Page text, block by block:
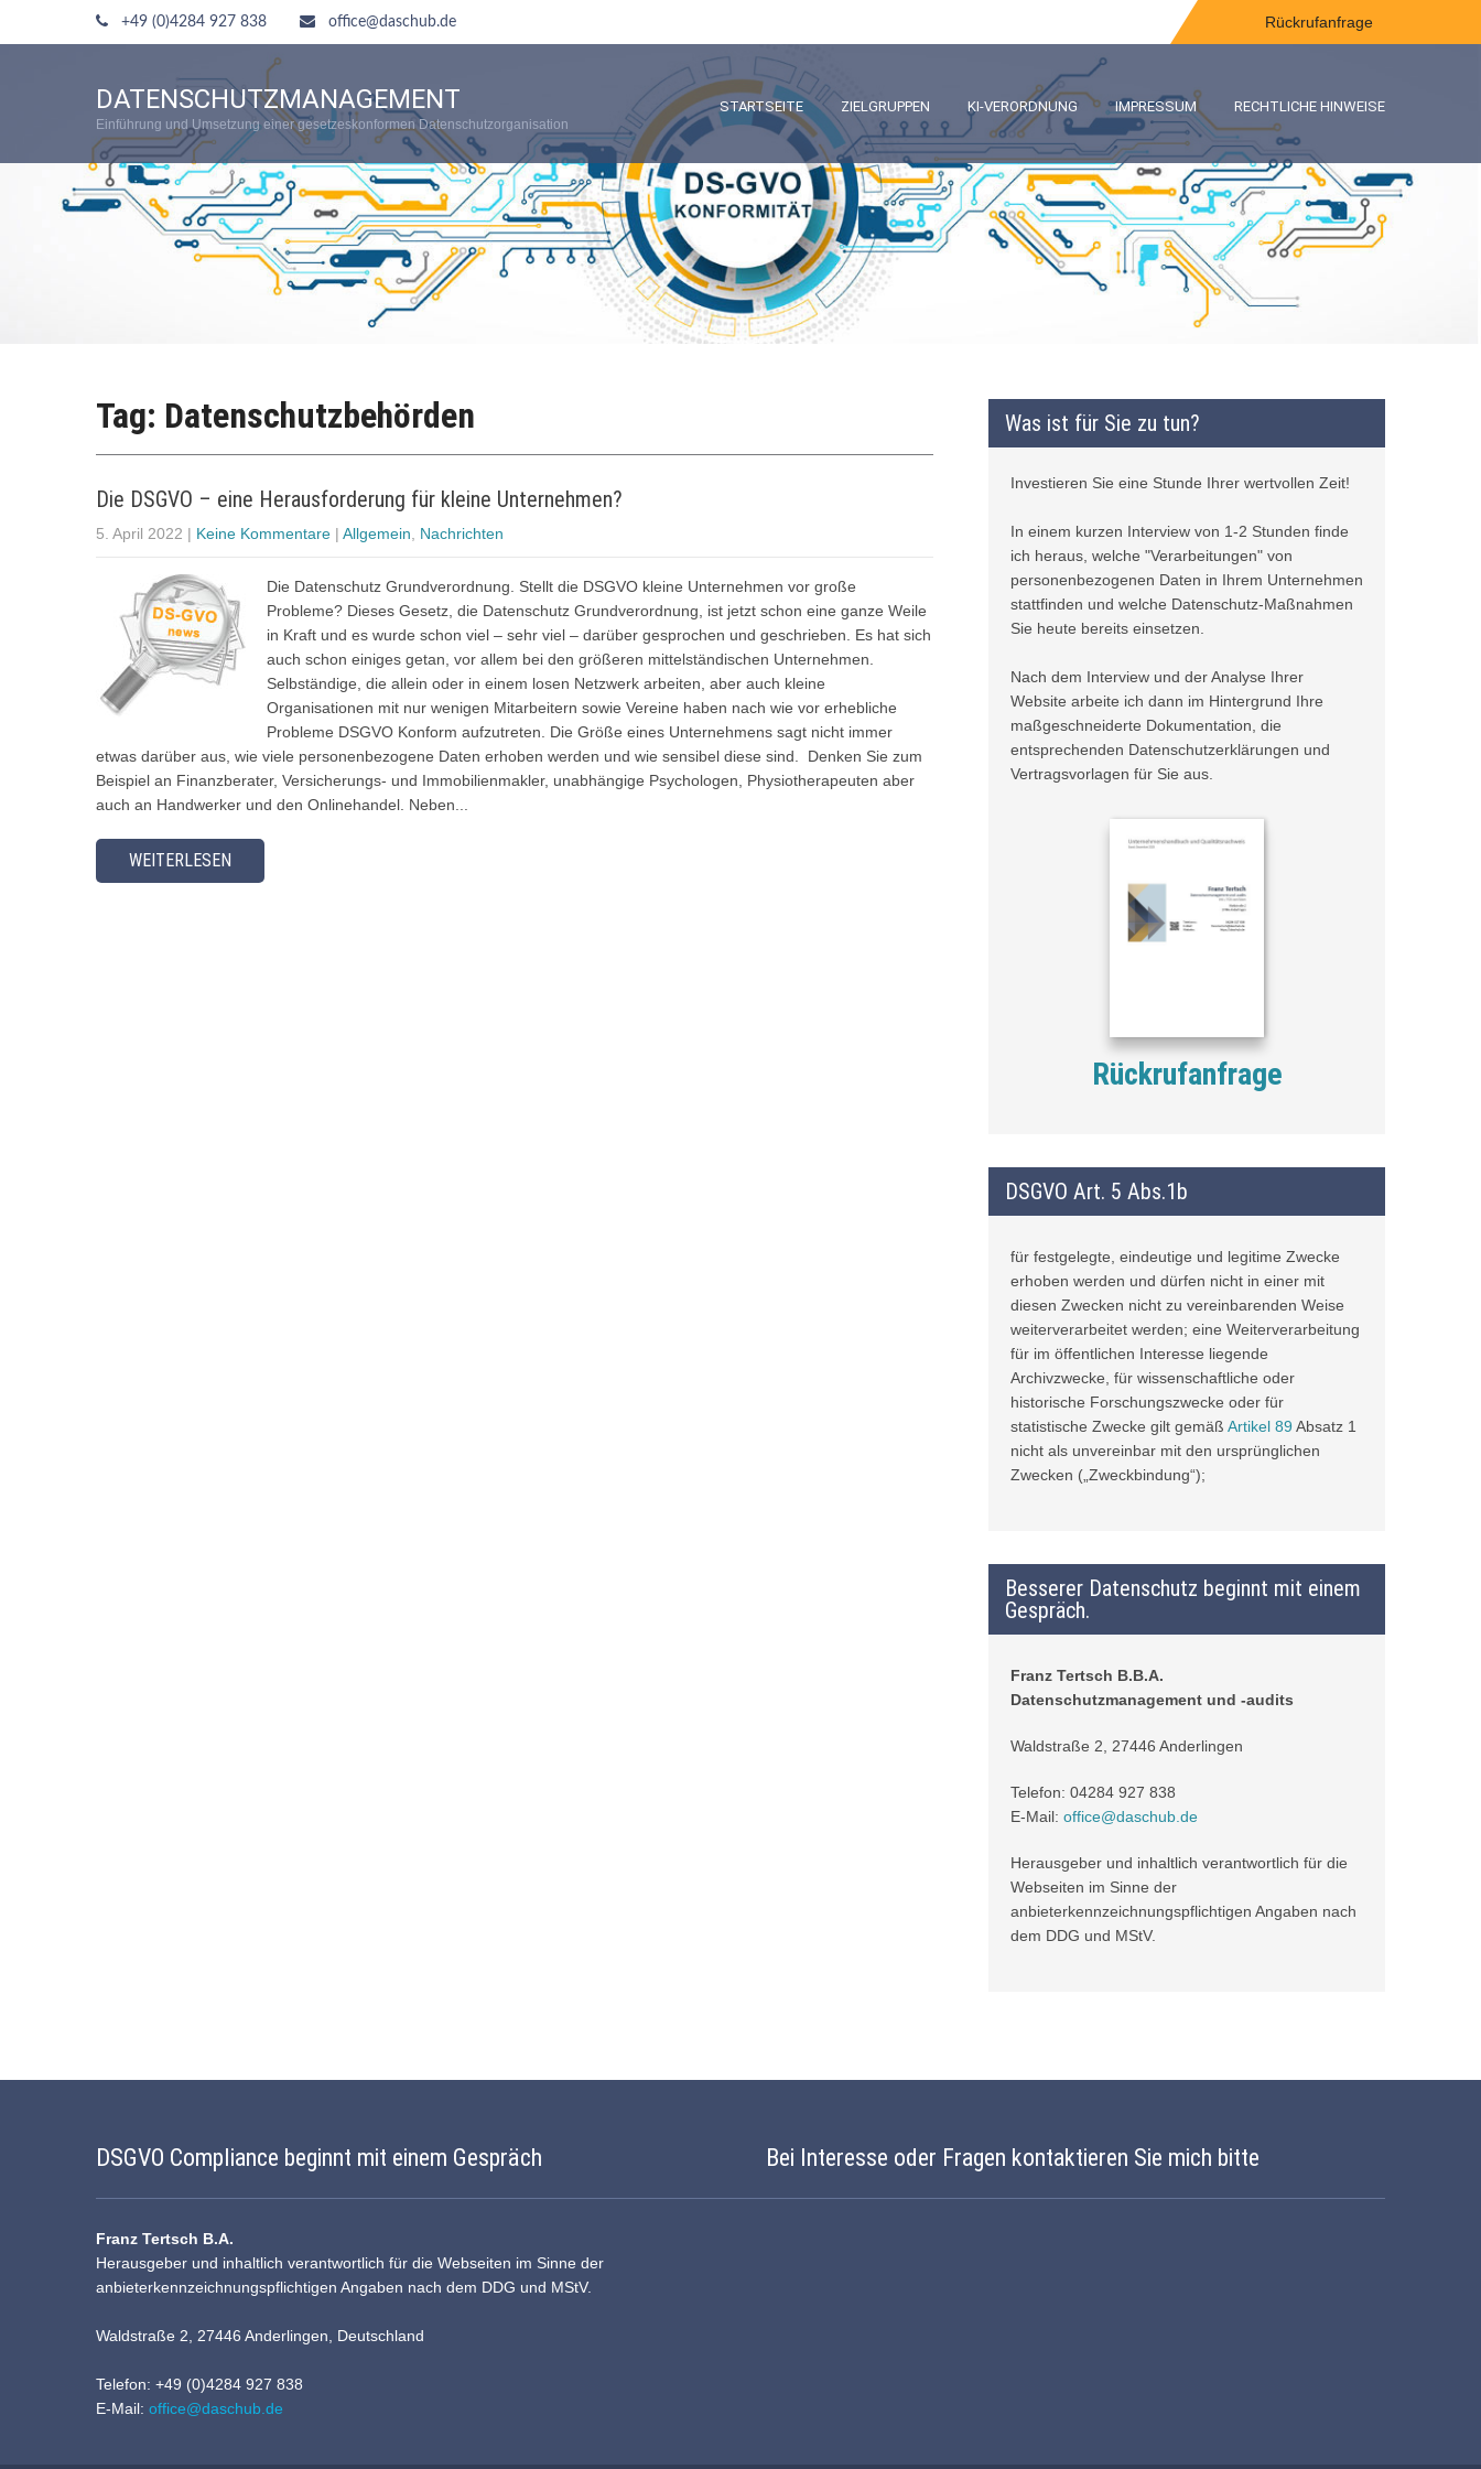
+49 (0)4284 927 838 office@daschub.de Rückrufanfrage
DATENSCHUTZMANAGEMENT
Einführung und Umsetzung einer gesetzeskonformen Datenschutzorganisation
STARTSEITE ZIELGRUPPEN KI-VERORDNUNG IMPRESSUM RECHTLICHE HINWEISE
Tag: Datenschutzbehörden
Die DSGVO – eine Herausforderung für kleine Unternehmen?
5. April 2022 | Keine Kommentare | Allgemein Nachrichten
Die Datenschutz Grundverordnung. Stellt die DSGVO kleine Unternehmen vor große
Probleme? Dieses Gesetz, die Datenschutz Grundverordnung, ist jetzt schon eine ganze Weile
in Kraft und es wurde schon viel – sehr viel – darüber gesprochen und geschrieben. Es hat sich
auch schon einiges getan, vor allem bei den größeren mittelständischen Unternehmen.
Selbständige, die allein oder in einem losen Netzwerk arbeiten, aber auch kleine
Organisationen mit nur wenigen Mitarbeitern sowie Vereine haben nach wie vor erhebliche
Probleme DSGVO Konform aufzutreten. Die Größe eines Unternehmens sagt nicht immer
etwas darüber aus, wie viele personenbezogene Daten erhoben werden und wie sensibel diese sind. Denken Sie zum
Beispiel an Finanzberater, Versicherungs- und Immobilienmakler, unabhängige Psychologen, Physiotherapeuten aber
auch an Handwerker und den Onlinehandel. Neben...
WEITERLESEN
Was ist für Sie zu tun?
Investieren Sie eine Stunde Ihrer wertvollen Zeit!
In einem kurzen Interview von 1-2 Stunden finde
ich heraus, welche "Verarbeitungen" von
personenbezogenen Daten in Ihrem Unternehmen
stattfinden und welche Datenschutz-Maßnahmen
Sie heute bereits einsetzen.
Nach dem Interview und der Analyse Ihrer
Website arbeite ich dann im Hintergrund Ihre
maßgeschneiderte Dokumentation, die
entsprechenden Datenschutzerklärungen und
Vertragsvorlagen für Sie aus.
Rückrufanfrage
DSGVO Art. 5 Abs.1b
für festgelegte, eindeutige und legitime Zwecke
erhoben werden und dürfen nicht in einer mit
diesen Zwecken nicht zu vereinbarenden Weise
weiterverarbeitet werden; eine Weiterverarbeitung
für im öffentlichen Interesse liegende
Archivzwecke, für wissenschaftliche oder
historische Forschungszwecke oder für
statistische Zwecke gilt gemäß Artikel 89 Absatz 1
nicht als unvereinbar mit den ursprünglichen
Zwecken („Zweckbindung“);
Besserer Datenschutz beginnt mit einem
Gespräch.
Franz Tertsch B.B.A.
Datenschutzmanagement und -audits
Waldstraße 2, 27446 Anderlingen
Telefon: 04284 927 838
E-Mail: office@daschub.de
Herausgeber und inhaltlich verantwortlich für die
Webseiten im Sinne der
anbieterkennzeichnungspflichtigen Angaben nach
dem DDG und MStV.
DSGVO Compliance beginnt mit einem Gespräch
Franz Tertsch B.A.
Herausgeber und inhaltlich verantwortlich für die Webseiten im Sinne der
anbieterkennzeichnungspflichtigen Angaben nach dem DDG und MStV.
Waldstraße 2, 27446 Anderlingen, Deutschland
Telefon: +49 (0)4284 927 838
E-Mail: office@daschub.de
Bei Interesse oder Fragen kontaktieren Sie mich bitte